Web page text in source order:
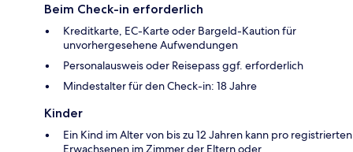
Beim Check-in erforderlich
Kreditkarte, EC-Karte oder Bargeld-Kaution für
unvorhergesehene Aufwendungen
Personalausweis oder Reisepass ggf. erforderlich
Mindestalter für den Check-in: 18 Jahre
Kinder
Ein Kind im Alter von bis zu 12 Jahren kann pro registrierten
Erwachsenen im Zimmer der Eltern oder